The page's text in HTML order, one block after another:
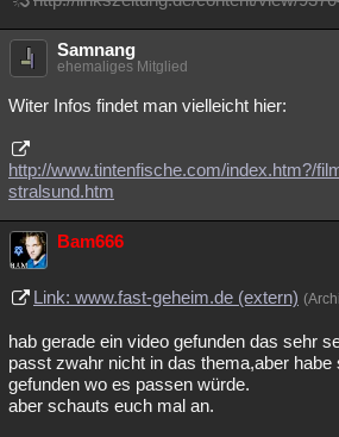
Samnang
ehemaliges Mitglied
Witer Infos findet man vielleicht hier:
http://www.tintenfische.com/index.htm?/
stralsund.htm
Bam666
Link: www.fast-geheim.de (extern)
hab gerade ein video gefunden das sehr
passt zwahr nicht in das thema,aber habe
gefunden wo es passen würde.
aber schauts euch mal an.